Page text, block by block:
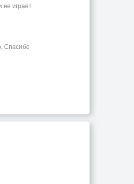
не играет
Спасибо